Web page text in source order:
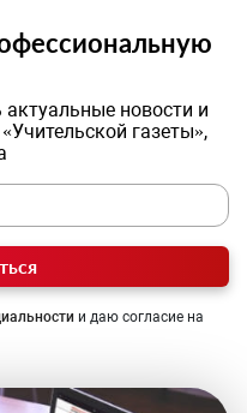
новости и
газеты»,
и даю согласие на